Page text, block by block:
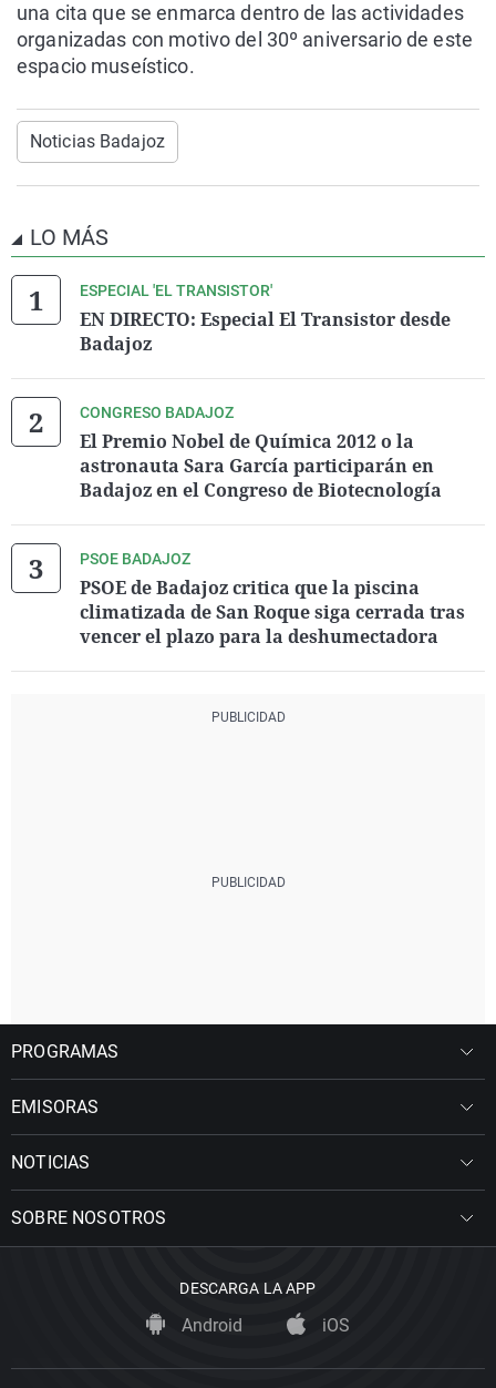
una cita que se enmarca dentro de las actividades
organizadas con motivo del 30º aniversario de este
espacio museístico.
Noticias Badajoz
LO MÁS
ESPECIAL 'EL TRANSISTOR'
EN DIRECTO: Especial El Transistor desde
Badajoz
CONGRESO BADAJOZ
El Premio Nobel de Química 2012 o la
astronauta Sara García participarán en
Badajoz en el Congreso de Biotecnología
PSOE BADAJOZ
PSOE de Badajoz critica que la piscina
climatizada de San Roque siga cerrada tras
vencer el plazo para la deshumectadora
PROGRAMAS
EMISORAS
NOTICIAS
SOBRE NOSOTROS
DESCARGA LA APP
Android iOS